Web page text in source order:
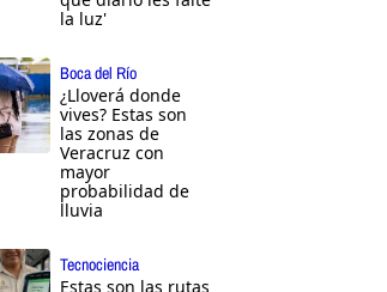
la luz'
Boca del Río
¿Lloverá donde
vives? Estas son
las zonas de
Veracruz con
mayor
probabilidad de
lluvia
Tecnociencia
Estas son las rutas